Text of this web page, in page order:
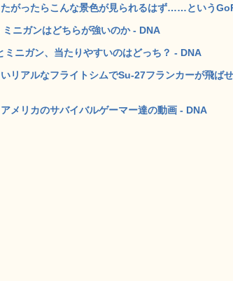
がったらこんな景色が見られるはず……という
ニガンはどちらが強いのか - DNA
ミニガン、当たりやすいのはどっち？ - DNA
リアルなフライトシムでSu-27フランカーが飛
メリカのサバイバルゲーマー達の動画 - DNA